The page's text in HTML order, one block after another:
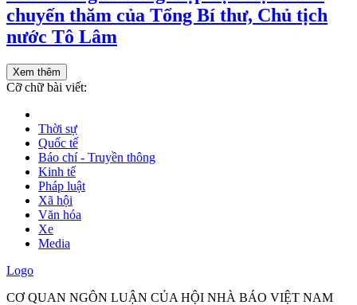
chuyến thăm của Tổng Bí thư, Chủ tịch
nước Tô Lâm
Xem thêm
Cỡ chữ bài viết:
Thời sự
Quốc tế
Báo chí - Truyền thông
Kinh tế
Pháp luật
Xã hội
Văn hóa
Xe
Media
Logo
CƠ QUAN NGÔN LUẬN CỦA HỘI NHÀ BÁO VIỆT NAM